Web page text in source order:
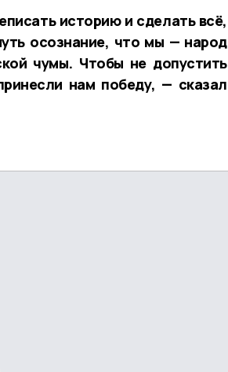
историю и сделать всё,
осознание, что мы — народ
чумы. Чтобы не допустить
нам победу, — сказал